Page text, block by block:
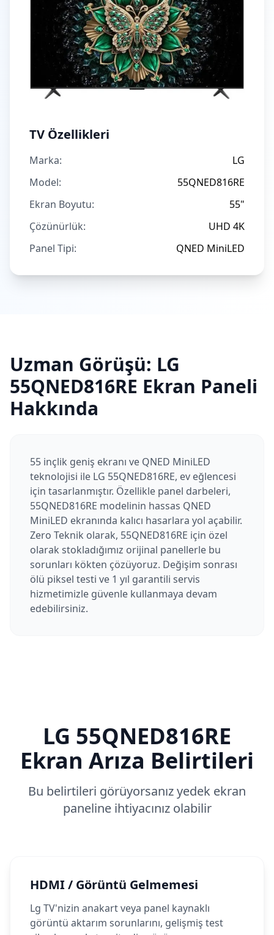
TV Özellikleri
Marka:
LG
Model:
55QNED816RE
Ekran Boyutu:
55"
Çözünürlük:
UHD 4K
Panel Tipi:
QNED MiniLED
Uzman Görüşü: LG
55QNED816RE Ekran Paneli
Hakkında
55 inçlik geniş ekranı ve QNED MiniLED
teknolojisi ile LG 55QNED816RE, ev eğlencesi
için tasarlanmıştır. Özellikle panel darbeleri,
55QNED816RE modelinin hassas QNED
MiniLED ekranında kalıcı hasarlara yol açabilir.
Zero Teknik olarak, 55QNED816RE için özel
olarak stokladığımız orijinal panellerle bu
sorunları kökten çözüyoruz. Değişim sonrası
ölü piksel testi ve 1 yıl garantili servis
hizmetimizle güvenle kullanmaya devam
edebilirsiniz.
LG 55QNED816RE
Ekran Arıza Belirtileri
Bu belirtileri görüyorsanız yedek ekran
paneline ihtiyacınız olabilir
HDMI / Görüntü Gelmemesi
Lg TV'nizin anakart veya panel kaynaklı
görüntü aktarım sorunlarını, gelişmiş test